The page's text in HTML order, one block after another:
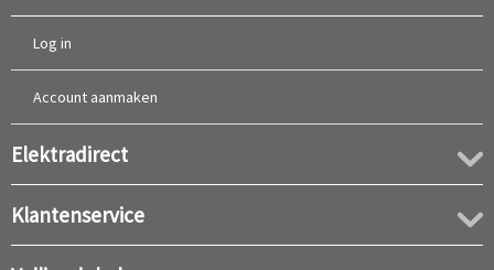
Log in
Account aanmaken
Elektradirect
Klantenservice